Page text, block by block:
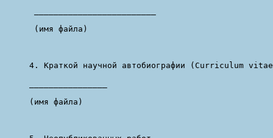
(имя файла)
4. Краткой научной автобиографии (Curriculum
(имя файла)